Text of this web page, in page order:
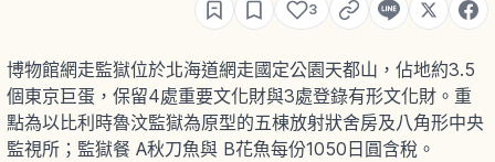
3
博物館網走監獄位於北海道網走國定公園天都山，佔地約3.5
個東京巨蛋，保留4處重要文化財與3處登錄有形文化財。重
點為以比利時魯汶監獄為原型的五棟放射狀舍房及八角形中央
監視所；監獄餐 A秋刀魚與 B花魚每份1050日圓含稅。